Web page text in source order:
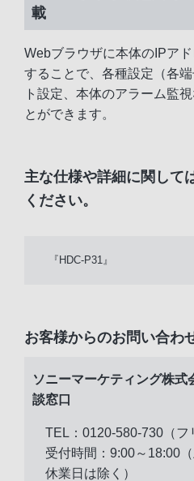
載
Webブラウザに本体のIPア
することで、各種設定（各
ト設定、本体のアラーム監
とができます。
主な仕様や詳細に関して
ください。
『HDC-P31』
お客様からのお問い合わ
ソニーマーケティング株
談窓口
TEL：0120-580-730（フ
受付時間：9:00～18:00
休業日は除く）